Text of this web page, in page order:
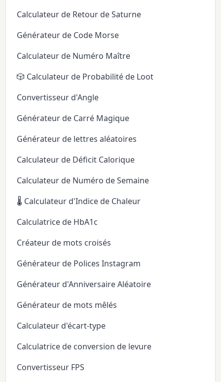
Calculateur de Retour de Saturne
Générateur de Code Morse
Calculateur de Numéro Maître
🎲 Calculateur de Probabilité de Loot
Convertisseur d'Angle
Générateur de Carré Magique
Générateur de lettres aléatoires
Calculateur de Déficit Calorique
Calculateur de Numéro de Semaine
🌡️ Calculateur d'Indice de Chaleur
Calculatrice de HbA1c
Créateur de mots croisés
Générateur de Polices Instagram
Générateur d'Anniversaire Aléatoire
Générateur de mots mêlés
Calculateur d'écart-type
Calculatrice de conversion de levure
Convertisseur FPS